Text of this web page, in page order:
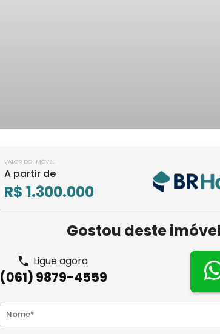
VALOR DO IMÓVEL
A partir de
R$ 1.300.000
Gostou deste
Ligue agora
(061) 9879-4559